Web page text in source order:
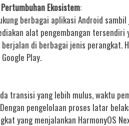
Ekosistem:
berbagai aplikasi Android
alat pengembangan
di berbagai jenis perangkat.
Play.
transisi yang lebih mulus, waktu
pengelolaan proses latar
yang menjalankan HarmonyOS